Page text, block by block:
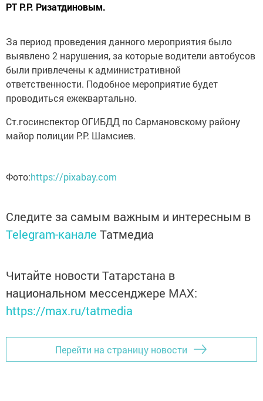
РТ Р.Р. Ризатдиновым.
За период проведения данного мероприятия было
выявлено 2 нарушения, за которые водители автобусов
были привлечены к административной
ответственности. Подобное мероприятие будет
проводиться ежеквартально.
Ст.госинспектор ОГИБДД по Сармановскому району
майор полиции Р.Р. Шамсиев.
Фото:https://pixabay.com
Следите за самым важным и интересным в
Telegram-канале Татмедиа
Читайте новости Татарстана в
национальном мессенджере MАХ:
https://max.ru/tatmedia
Перейти на страницу новости